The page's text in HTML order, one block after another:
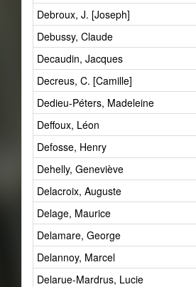
Debroux, J. [Joseph]
Debussy, Claude
Decaudin, Jacques
Decreus, C. [Camille]
Dedieu-Péters, Madeleine
Deffoux, Léon
Defosse, Henry
Dehelly, Geneviève
Delacroix, Auguste
Delage, Maurice
Delamare, George
Delannoy, Marcel
Delarue-Mardrus, Lucie